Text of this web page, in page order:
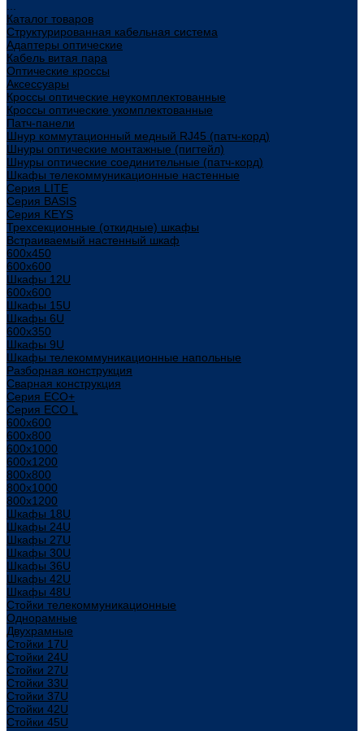
Каталог товаров
Структурированная кабельная система
Адаптеры оптические
Кабель витая пара
Оптические кроссы
Аксессуары
Кроссы оптические неукомплектованные
Кроссы оптические укомплектованные
Патч-панели
Шнур коммутационный медный RJ45 (патч-корд)
Шнуры оптические монтажные (пигтейл)
Шнуры оптические соединительные (патч-корд)
Шкафы телекоммуникационные настенные
Cерия LITE
Cерия BASIS
Cерия KEYS
Трехсекционные (откидные) шкафы
Встраиваемый настенный шкаф
600x450
600x600
Шкафы 12U
600x600
Шкафы 15U
Шкафы 6U
600x350
Шкафы 9U
Шкафы телекоммуникационные напольные
Разборная конструкция
Сварная конструкция
Серия ECO+
Серия ECO L
600x600
600x800
600х1000
600х1200
800x800
800х1000
800х1200
Шкафы 18U
Шкафы 24U
Шкафы 27U
Шкафы 30U
Шкафы 36U
Шкафы 42U
Шкафы 48U
Стойки телекоммуникационные
Однорамные
Двухрамные
Стойки 17U
Стойки 24U
Стойки 27U
Стойки 33U
Стойки 37U
Стойки 42U
Стойки 45U